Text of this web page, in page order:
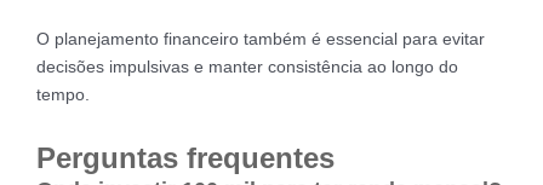
O planejamento financeiro também é essencial para evitar
decisões impulsivas e manter consistência ao longo do
tempo.
Perguntas frequentes